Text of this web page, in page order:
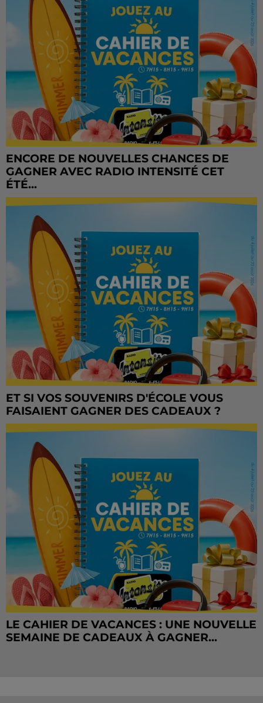
ENCORE DE NOUVELLES CHANCES DE
GAGNER AVEC RADIO INTENSITÉ CET
ÉTÉ...
ET SI VOS SOUVENIRS D'ÉCOLE VOUS
FAISAIENT GAGNER DES CADEAUX ?
LE CAHIER DE VACANCES : UNE NOUVELLE
SEMAINE DE CADEAUX À GAGNER...